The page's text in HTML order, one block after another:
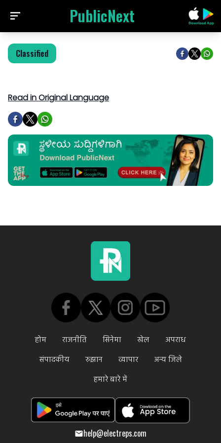
PublicNext
Classified
Read in Original Language
होम राजनीति सिनेमा खेल
अपराध
संपादकीय
रुझान व्यापार
अन्य जिले
हमारे बारे में
help@electreps.com